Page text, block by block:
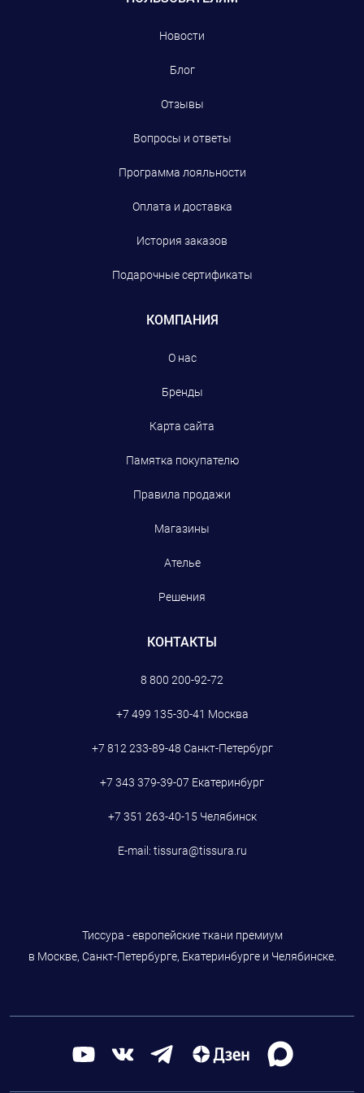
Новости
Блог
Отзывы
Вопросы и ответы
Программа лояльности
Оплата и доставка
История заказов
Подарочные сертификаты
КОМПАНИЯ
О нас
Бренды
Карта сайта
Памятка покупателю
Правила продажи
Магазины
Ателье
Решения
КОНТАКТЫ
8 800 200-92-72
+7 499 135-30-41 Москва
+7 812 233-89-48 Санкт-Петербург
+7 343 379-39-07 Екатеринбург
+7 351 263-40-15 Челябинск
E-mail: tissura@tissura.ru
Тиссура - европейские ткани премиум
в Москве, Санкт-Петербурге, Екатеринбурге и Челябинске.